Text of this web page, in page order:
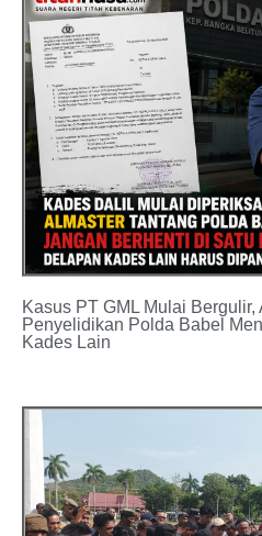
Kasus PT GML Mulai
Penyelidikan Polda Babel
Kades Lain